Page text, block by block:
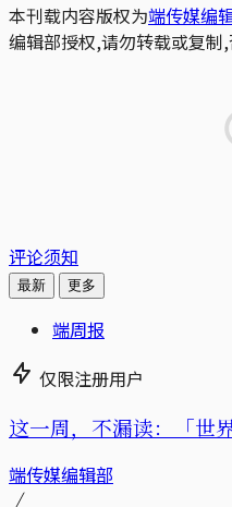
本刊载内容版权为端传媒编
编辑部授权,请勿转载或复制,
评论须知
最新 更多
端周报
仅限注册用户
这一周，不漏读：「世
端传媒编辑部